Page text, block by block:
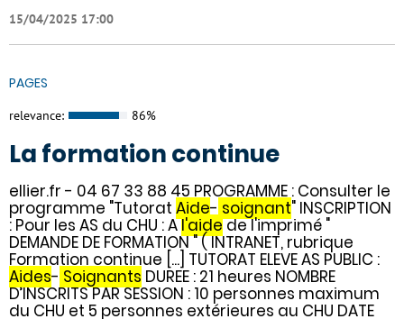
15/04/2025 17:00
PAGES
relevance: 86%
La formation continue
ellier.fr - 04 67 33 88 45 PROGRAMME : Consulter le
programme "Tutorat Aide- soignant" INSCRIPTION
: Pour les AS du CHU : Al'aidede l'imprimé "
DEMANDE DE FORMATION " ( INTRANET, rubrique
Formation continue [...] TUTORAT ELEVE AS PUBLIC :
Aides- Soignants DUREE : 21 heures NOMBRE
D’INSCRITS PAR SESSION : 10 personnes maximum
du CHU et 5 personnes extérieures au CHU DATE